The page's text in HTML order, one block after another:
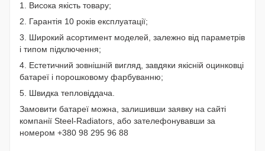
1. Висока якість товару;
2. Гарантія 10 років експлуатації;
3. Широкий асортимент моделей, залежно від параметрів
і типом підключення;
4. Естетичний зовнішній вигляд, завдяки якісній оцинковці
батареї і порошковому фарбуванню;
5. Швидка тепловіддача.
Замовити батареї можна, залишивши заявку на сайті
компанії Steel-Radiators, або зателефонувавши за
номером +380 98 295 96 88